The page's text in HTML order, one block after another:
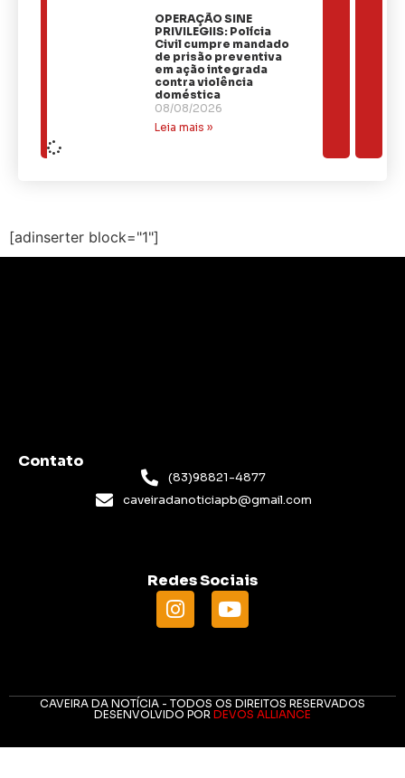
OPERAÇÃO SINE
PRIVILEGIIS: Polícia
Civil cumpre mandado
de prisão preventiva
em ação integrada
contra violência
doméstica
08/08/2026
Leia mais »
[adinserter block="1"]
Contato
(83)98821-4877
caveiradanoticiapb@gmail.com
Redes Sociais
CAVEIRA DA NOTÍCIA - TODOS OS DIREITOS RESERVADOS
DESENVOLVIDO POR DEVOS ALLIANCE